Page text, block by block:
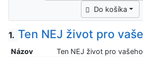
Do košíka
1. Ten NEJ život pro
Názov
Ten NEJ život pro